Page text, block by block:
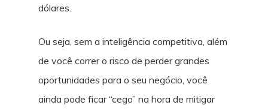
dólares.
Ou seja, sem a inteligência competitiva, além
de você correr o risco de perder grandes
oportunidades para o seu negócio, você
ainda pode ficar “cego” na hora de mitigar